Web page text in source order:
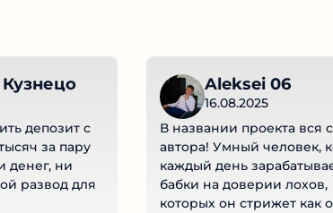
депозит с
за пару
денег, ни
развод для
Aleksei 06
16.08.2025
В названии проекта вся
автора! Умный человек,
каждый день
бабки на доверии лохов,
которых он стрижет как